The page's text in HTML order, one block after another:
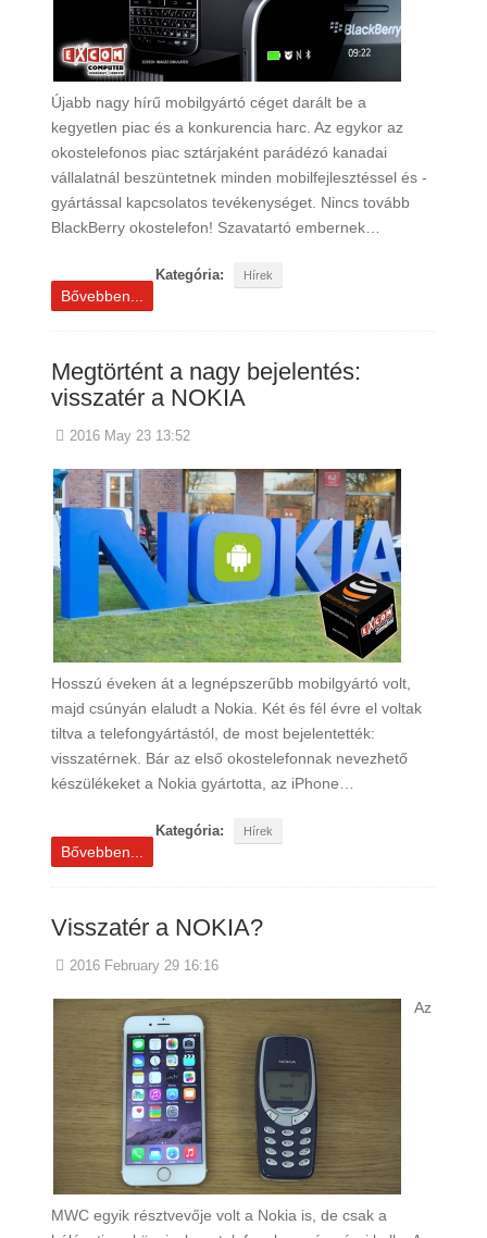
Újabb nagy hírű mobilgyártó céget darált be a
kegyetlen piac és a konkurencia harc. Az egykor az
okostelefonos piac sztárjaként parádézó kanadai
vállalatnál beszüntetnek minden mobilfejlesztéssel és -
gyártással kapcsolatos tevékenységet. Nincs tovább
BlackBerry okostelefon! Szavatartó embernek…
Kategória: Hírek
Bővebben...
Megtörtént a nagy bejelentés:
visszatér a NOKIA
2016 May 23 13:52
Hosszú éveken át a legnépszerűbb mobilgyártó volt,
majd csúnyán elaludt a Nokia. Két és fél évre el voltak
tiltva a telefongyártástól, de most bejelentették:
visszatérnek. Bár az első okostelefonnak nevezhető
készülékeket a Nokia gyártotta, az iPhone…
Kategória: Hírek
Bővebben...
Visszatér a NOKIA?
2016 February 29 16:16
Az
MWC egyik résztvevője volt a Nokia is, de csak a